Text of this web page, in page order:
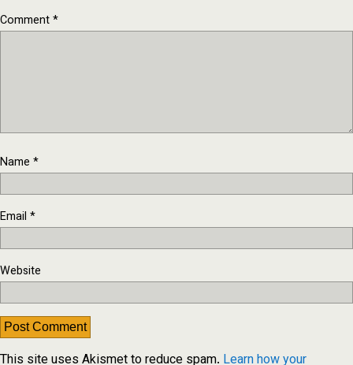
Comment*
Name *
Email *
Website
This site uses Akismet to reduce spam. Learn how your